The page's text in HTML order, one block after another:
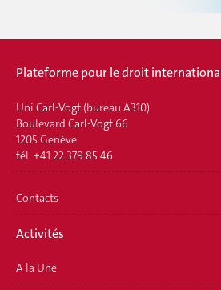
Plateforme pour le droit
Uni Carl-Vogt (bureau A310)
Boulevard Carl-Vogt 66
1205 Genève
tél. +41 22 379 85 46
Contacts
Activités
A la Une